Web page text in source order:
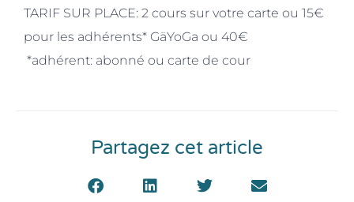
TARIF SUR PLACE: 2 cours sur votre carte ou 15€
pour les adhérents* GäYoGa ou 40€
*adhérent: abonné ou carte de cour
Partagez cet article